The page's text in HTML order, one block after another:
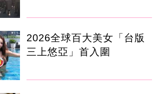
2026全球百大美女「台版
三上悠亞」首入圍